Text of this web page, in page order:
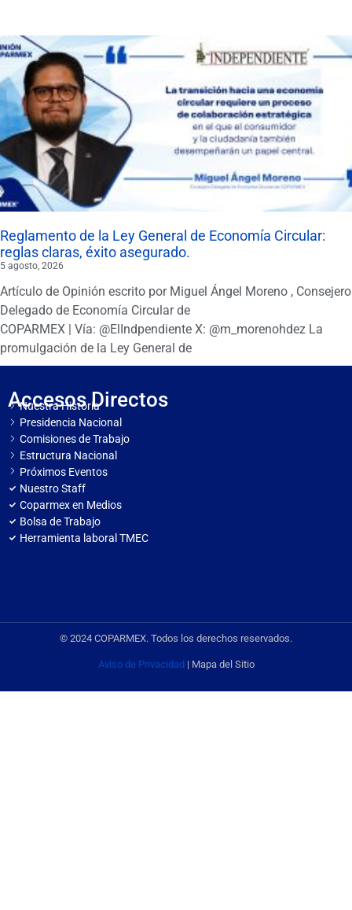
Reglamento de la Ley General de Economía Circular:
reglas claras, éxito asegurado.
5 agosto, 2026
Artículo de Opinión escrito por Miguel Ángel Moreno , Consejero
Delegado de Economía Circular de
COPARMEX | Vía: @ElIndpendiente X: @m_morenohdez La
promulgación de la Ley General de
Accesos Directos
Nuestra Historia
Presidencia Nacional
Comisiones de Trabajo
Estructura Nacional
Próximos Eventos
Nuestro Staff
Coparmex en Medios
Bolsa de Trabajo
Herramienta laboral TMEC
© 2024 COPARMEX. Todos los derechos reservados.
Aviso de Privacidad | Mapa del Sitio